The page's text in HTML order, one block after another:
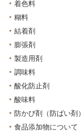
着色料
糊料
結着剤
膨張剤
製造用剤
調味料
酸化防止剤
酸味料
防かび剤（防ばい剤）
食品添加物について